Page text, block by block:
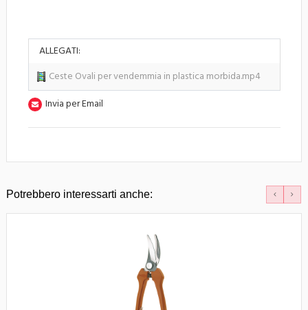
ALLEGATI:
Ceste Ovali per vendemmia in plastica morbida.mp4
Invia per Email
Potrebbero interessarti anche: